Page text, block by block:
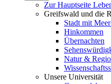
Zur Hauptseite
Greifswald und die
Stadt mit
Hinkommen
Übernachten
Natur &
Unsere Universität